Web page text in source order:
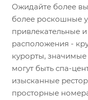
Ожидайте более
более роскошные
привлекательные
расположения -
курорты, значимые
могут быть спа-
изысканные
просторные